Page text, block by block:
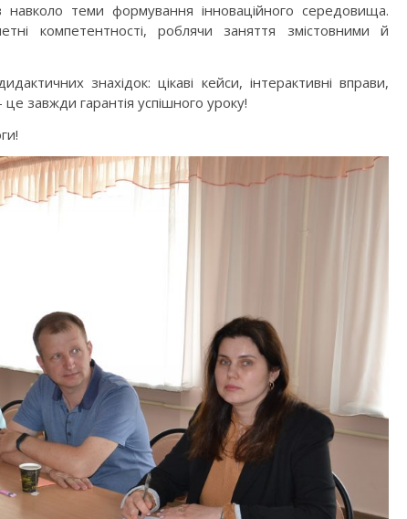
навколо теми формування інноваційного середовища.
компетентності, роблячи заняття змістовними й
знахідок: цікаві кейси, інтерактивні вправи,
завжди гарантія успішного уроку!